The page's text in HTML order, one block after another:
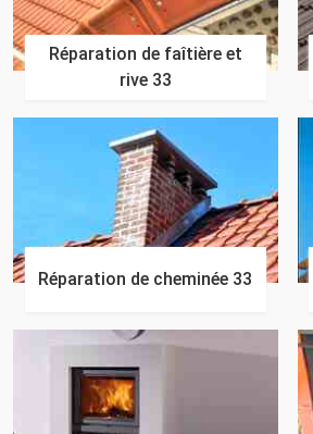
Réparation de faîtière et
rive 33
Réparation de cheminée 33